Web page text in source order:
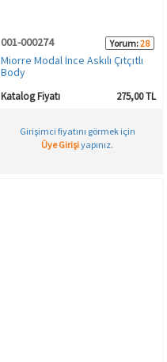
001-000274 Yorum:28
Miorre Modal İnce Askılı Çıtçıtlı
Body
Katalog Fiyatı 275,00 TL
Girişimci fiyatını görmek için
Üye Girişiyapınız.